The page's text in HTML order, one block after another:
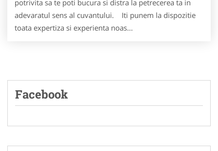
potrivita sa te poti bucura si distra la petrecerea ta in
adevaratul sens al cuvantului. Iti punem la dispozitie
toata expertiza si experienta noas...
Facebook